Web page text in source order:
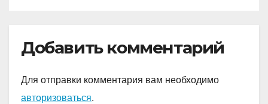
Добавить комментарий
Для отправки комментария вам необходимо
авторизоваться.